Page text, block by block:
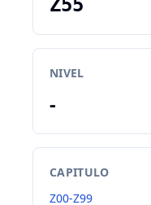
Z55
NIVEL
-
CAPITULO
Z00-Z99